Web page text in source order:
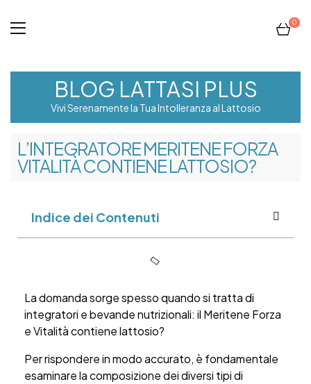
0
BLOG LATTASI PLUS
Vivi Serenamente la Tua Intolleranza al Lattosio
L’INTEGRATORE MERITENE FORZA
VITALITÀ CONTIENE LATTOSIO?
Indice dei Contenuti
La domanda sorge spesso quando si tratta di
integratori e bevande nutrizionali: il Meritene Forza
e Vitalità contiene lattosio?
Per rispondere in modo accurato, è fondamentale
esaminare la composizione dei diversi tipi di